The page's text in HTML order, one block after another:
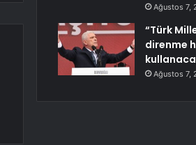
Ağustos 7,
“Türk
direnme
Ağustos 7,